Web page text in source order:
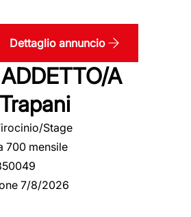
Dettaglio annuncio
A
Stage
700 mensile
7/8/2026